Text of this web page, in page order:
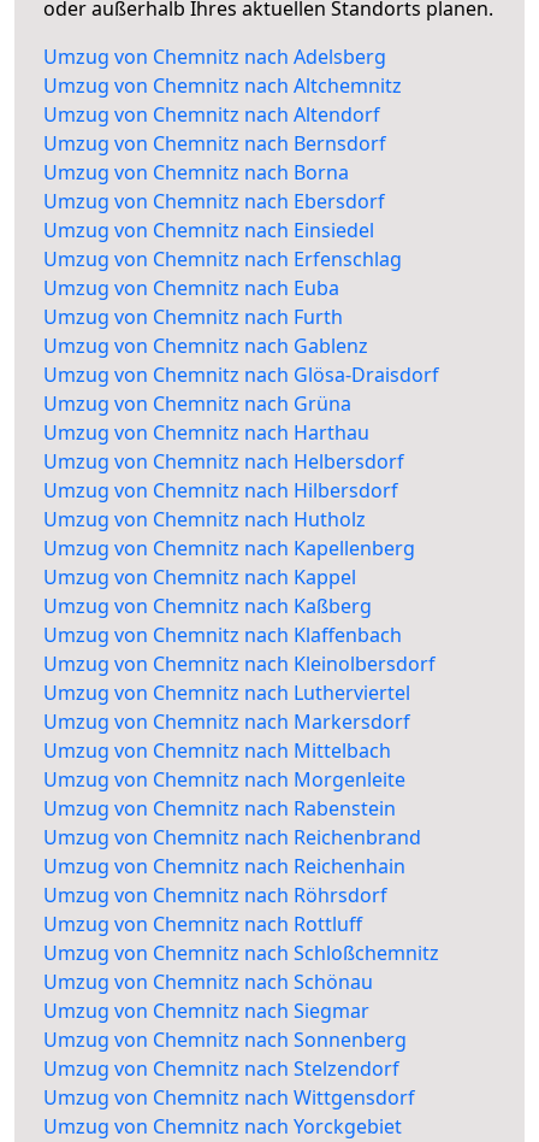
oder außerhalb Ihres aktuellen Standorts planen.
Umzug von Chemnitz nach Adelsberg
Umzug von Chemnitz nach Altchemnitz
Umzug von Chemnitz nach Altendorf
Umzug von Chemnitz nach Bernsdorf
Umzug von Chemnitz nach Borna
Umzug von Chemnitz nach Ebersdorf
Umzug von Chemnitz nach Einsiedel
Umzug von Chemnitz nach Erfenschlag
Umzug von Chemnitz nach Euba
Umzug von Chemnitz nach Furth
Umzug von Chemnitz nach Gablenz
Umzug von Chemnitz nach Glösa-Draisdorf
Umzug von Chemnitz nach Grüna
Umzug von Chemnitz nach Harthau
Umzug von Chemnitz nach Helbersdorf
Umzug von Chemnitz nach Hilbersdorf
Umzug von Chemnitz nach Hutholz
Umzug von Chemnitz nach Kapellenberg
Umzug von Chemnitz nach Kappel
Umzug von Chemnitz nach Kaßberg
Umzug von Chemnitz nach Klaffenbach
Umzug von Chemnitz nach Kleinolbersdorf
Umzug von Chemnitz nach Lutherviertel
Umzug von Chemnitz nach Markersdorf
Umzug von Chemnitz nach Mittelbach
Umzug von Chemnitz nach Morgenleite
Umzug von Chemnitz nach Rabenstein
Umzug von Chemnitz nach Reichenbrand
Umzug von Chemnitz nach Reichenhain
Umzug von Chemnitz nach Röhrsdorf
Umzug von Chemnitz nach Rottluff
Umzug von Chemnitz nach Schloßchemnitz
Umzug von Chemnitz nach Schönau
Umzug von Chemnitz nach Siegmar
Umzug von Chemnitz nach Sonnenberg
Umzug von Chemnitz nach Stelzendorf
Umzug von Chemnitz nach Wittgensdorf
Umzug von Chemnitz nach Yorckgebiet